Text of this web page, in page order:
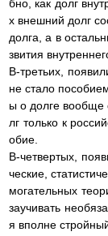
бно, как долг
х внешний долг
долга, а в
звития
В-третьих,
не стало
ы о долге вообще
лг только к
обие.
В-четвертых,
ческие,
могательных
заучивать
я вполне